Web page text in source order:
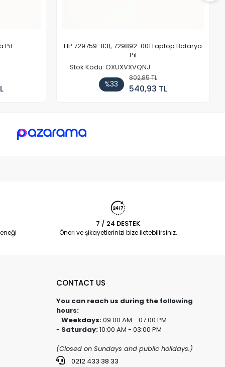
Pil
HP 729759-831, 729892-001 Laptop Batarya
Pil
Stok Kodu: OXUXVXVQNJ
%33
802,85 TL
540,93 TL
7 / 24 DESTEK
Öneri ve şikayetlerinizi bize iletebilirsiniz.
CONTACT US
You can reach us during the following
hours:
- Weekdays:09:00 AM - 07:00 PM
- Saturday:10:00 AM - 03:00 PM
(Closed on Sundays and public holidays.)
0212 433 38 33